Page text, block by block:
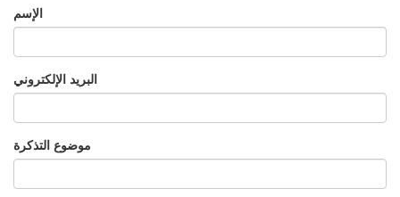
الإسم
البريد الإلكتروني
موضوع التذكرة